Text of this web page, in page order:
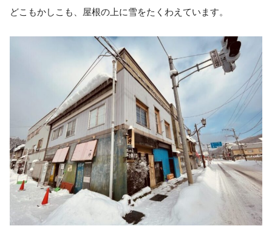
どこもかしこも、屋根の上に雪をたくわえています。